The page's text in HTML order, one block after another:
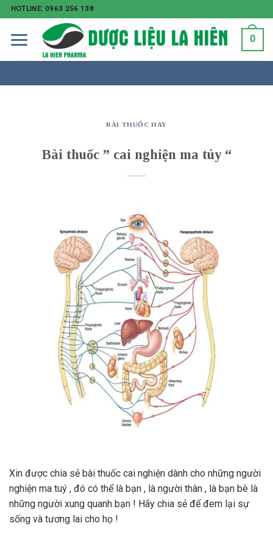
HOTLINE: 0963 256 138
0
BÀI THUỐC HAY
Bài thuốc ” cai nghiện ma túy “
Xin được chia sẻ bài thuốc cai nghiện dành cho những người
nghiện ma tuý , đó có thể là bạn , là người thân , là bạn bè là
những người xung quanh bạn ! Hãy chia sẻ để đem lại sự
sống và tương lai cho họ !